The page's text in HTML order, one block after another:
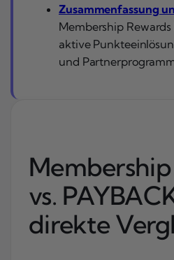
Zusammenfassung
Membership
aktive
und
vs.
direkte